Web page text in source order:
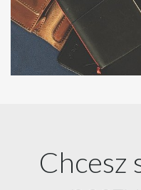
Chcesz